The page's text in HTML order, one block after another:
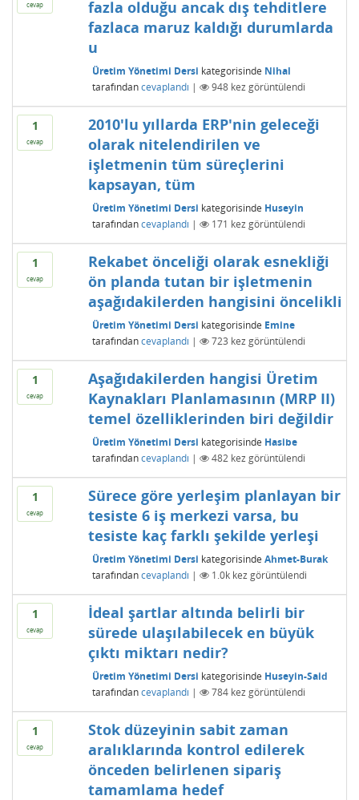
cevap
fazla olduğu ancak dış tehditlere
fazlaca maruz kaldığı durumlarda
u
Üretim Yönetimi Dersi kategorisinde Nihal
tarafından cevaplandı | 948kez görüntülendi
1
cevap
2010'lu yıllarda ERP'nin geleceği
olarak nitelendirilen ve
işletmenin tüm süreçlerini
kapsayan, tüm
Üretim Yönetimi Dersi kategorisinde Huseyin
tarafından cevaplandı | 171 kez görüntülendi
1
cevap
Rekabet önceliği olarak esnekliği
ön planda tutan bir işletmenin
aşağıdakilerden hangisini öncelikli
Üretim Yönetimi Dersi kategorisinde Emine
tarafından cevaplandı | 723 kez görüntülendi
1
cevap
Aşağıdakilerden hangisi Üretim
Kaynakları Planlamasının (MRP II)
temel özelliklerinden biri değildir
Üretim Yönetimi Dersi kategorisinde Hasibe
tarafından cevaplandı | 482kez görüntülendi
1
cevap
Sürece göre yerleşim planlayan bir
tesiste 6 iş merkezi varsa, bu
tesiste kaç farklı şekilde yerleşi
Üretim Yönetimi Dersi kategorisinde Ahmet-Burak
tarafından cevaplandı | 1.0kkez görüntülendi
1
cevap
İdeal şartlar altında belirli bir
sürede ulaşılabilecek en büyük
çıktı miktarı nedir?
Üretim Yönetimi Dersi kategorisinde Huseyin-Said
tarafından cevaplandı | 784kez görüntülendi
1
cevap
Stok düzeyinin sabit zaman
aralıklarında kontrol edilerek
önceden belirlenen sipariş
tamamlama hedef